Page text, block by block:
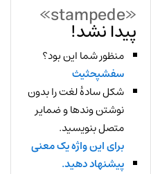
«stampede»
پیدا نشد!
منظور شما این بود؟
سفشپحثیث
شکل سادهٔ لغت را بدون
نوشتن وندها و ضمایر
متصل بنویسید.
برای این واژه یک معنی
پیشنهاد دهید.